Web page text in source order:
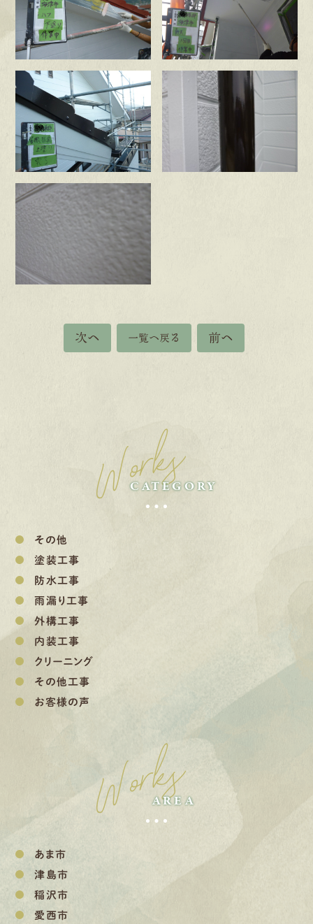
次へ 一覧へ戻る 前へ
Works
CATEGORY
その他
塗装工事
防水工事
雨漏り工事
外構工事
内装工事
クリーニング
その他工事
お客様の声
Works
AREA
あま市
津島市
稲沢市
愛西市